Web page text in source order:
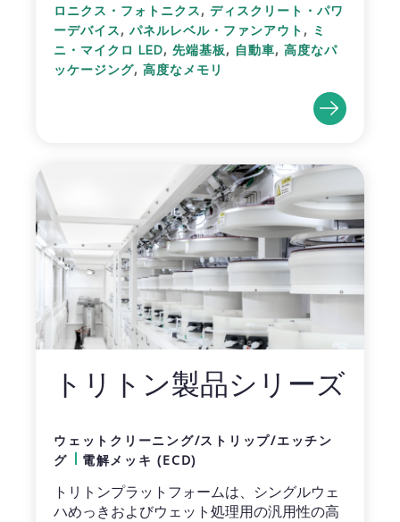
ロニクス・フォトニクス, ディスクリート・パワ
ーデバイス, パネルレベル・ファンアウト ,
ミ
ニ・マイクロ LED, 先端基板, 自動車, 高度なパ
ッケージング, 高度なメモリ
トリトン製品シリーズ
ウェットクリーニング/ストリップ/エッチン
グ
電解メッキ (ECD)
トリトンプラットフォームは、シングルウェ
ハめっきおよびウェット処理用の汎用性の高